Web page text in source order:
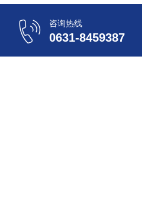
咨询热线
0631-8459387